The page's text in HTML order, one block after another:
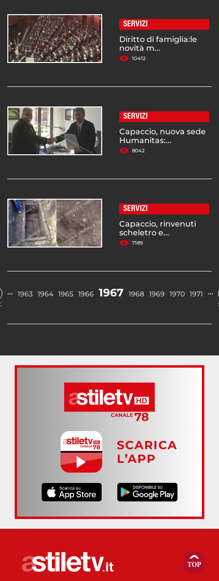
SERVIZI
Diritto di famiglia:le
novità m...
10412
SERVIZI
Capaccio, nuova sede
Humanitas:...
8042
SERVIZI
Capaccio, rinvenuti
scheletro e...
7189
… 1963 1964 1965 1966 1967 1968 1969 1970 1971 …
SCARICA
L’APP